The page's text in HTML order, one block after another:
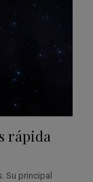
rápida
Su principal